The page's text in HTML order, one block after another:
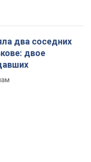
два соседних
двое